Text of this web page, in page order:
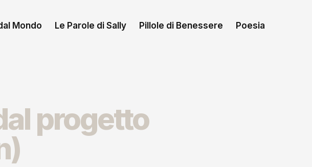
Mondo Le Parole di Sally Pillole di Benessere Poesia
progetto